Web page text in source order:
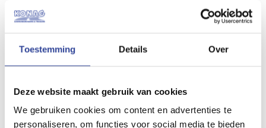
Toestemming Details Over
Deze website maakt gebruik van cookies
We gebruiken cookies om content en advertenties te
personaliseren, om functies voor social media te bieden
Gesloten aanhanger
Gewicht